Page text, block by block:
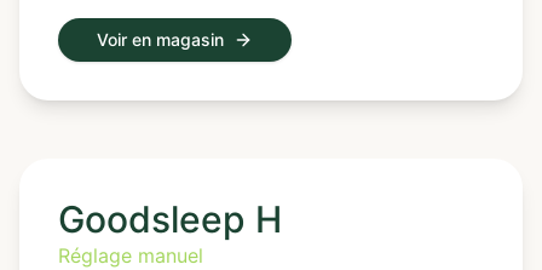
Voir en magasin
Goodsleep H
Réglage manuel